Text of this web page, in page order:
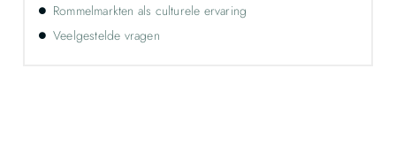
Rommelmarkten als culturele ervaring
Veelgestelde vragen